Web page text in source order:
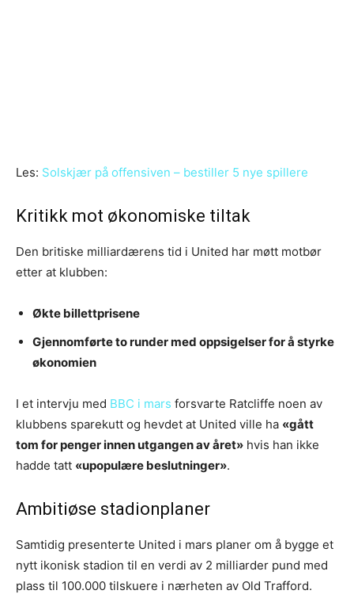
Les: Solskjær på offensiven – bestiller 5 nye spillere
Kritikk mot økonomiske tiltak
Den britiske milliardærens tid i United har møtt motbør
etter at klubben:
Økte billettprisene
Gjennomførte to runder med oppsigelser for å styrke
økonomien
I et intervju med BBC i mars forsvarte Ratcliffe noen av
klubbens sparekutt og hevdet at United ville ha «gått
tom for penger innen utgangen av året» hvis han ikke
hadde tatt «upopulære beslutninger».
Ambitiøse stadionplaner
Samtidig presenterte United i mars planer om å bygge et
nytt ikonisk stadion til en verdi av 2 milliarder pund med
plass til 100.000 tilskuere i nærheten av Old Trafford.